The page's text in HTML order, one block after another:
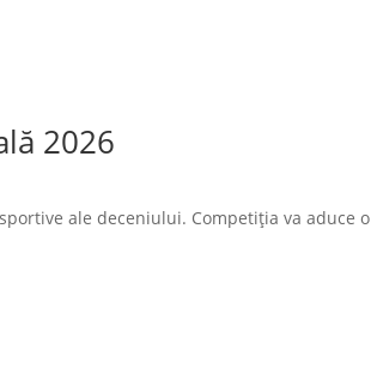
2026
ale deceniului. Competiția va aduce o